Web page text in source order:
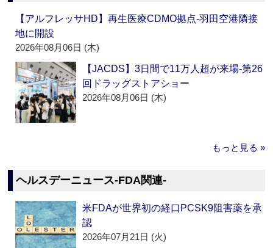
【アルフレッサHD】再生医療CDMO拠点‐羽田空港隣接
地に開設
2026年08月06日 (木)
【JACDS】3日間で11万人超が来場‐第26
回ドラッグストアショー
2026年08月06日 (木)
もっと見る »
ヘルスデーニュース‐FDA関連‐
米FDAが世界初の経口PCSK9阻害薬を承
認
2026年07月21日 (火)